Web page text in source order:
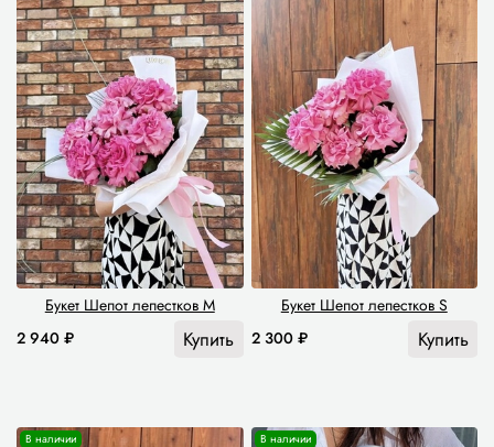
Букет Шепот лепестков M
2 940 ₽
Купить
Букет Шепот лепестков S
2 300 ₽
Купить
В наличии В наличии